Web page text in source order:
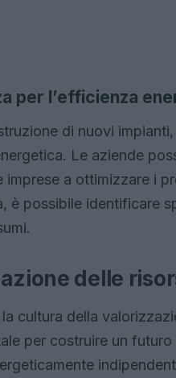
per l’efficienza
di nuovi
Le aziende
imprese a ottimizzare i
è possibile identificare
delle
cultura della
per costruire un